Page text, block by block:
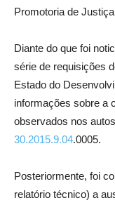
Promotoria de
Diante do que foi
série de requisições
Estado do
informações sobre a
observados nos
30.2015.9.04.0005.
Posteriormente, foi
relatório técnico) a